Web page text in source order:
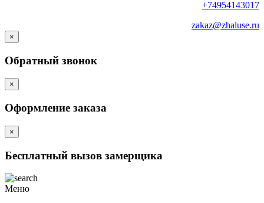
+74954143017
zakaz@zhaluse.ru
×
Обратный звонок
×
Оформление заказа
×
Бесплатный вызов замерщика
Меню